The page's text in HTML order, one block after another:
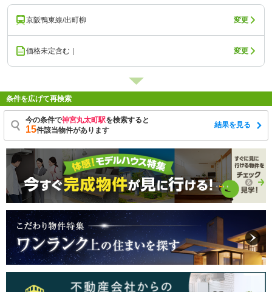
京阪鴨東線/出町柳 変更
価格未定含む｜ 変更
条件を広げて再検索
今の条件で神宮丸太町駅を検索すると
15件該当物件があります
結果を見る